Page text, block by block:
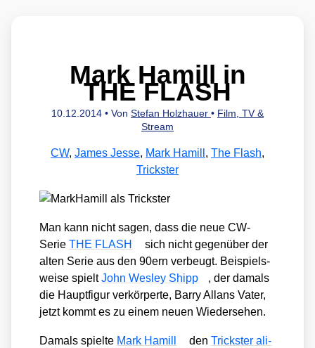
Mark Hamill in
THE FLASH
10.12.2014 • Von Stefan Holzhauer • Film, TV &
Stream
CW, James Jesse, Mark Hamill , The Flash,
Trickster
Man kann nicht sagen, dass die neue CW-
SerieTHE FLASH
sich nicht gegen­über der
alten Serie aus den 90ern ver­beugt. Bei­spiels­
wei­se spieltJohn Wes­ley Shipp
, der damals
die Haupt­fi­gur ver­kör­per­te, Bar­ry All­ans Vater,
jetzt kommt es zu einem neu­en Wie­der­se­hen.
Damals spiel­te Mark Hamill denTricks­ter ali­